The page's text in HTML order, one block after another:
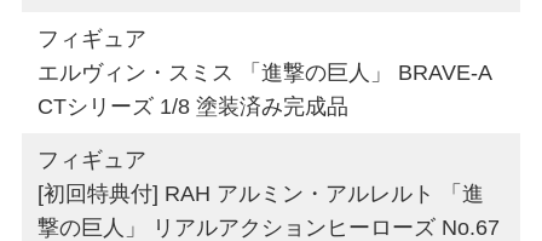
フィギュア
エルヴィン・スミス 「進撃の巨人」 BRAVE-A
CTシリーズ 1/8 塗装済み完成品
フィギュア
[初回特典付] RAH アルミン・アルレルト 「進
撃の巨人」 リアルアクションヒーローズ No.67